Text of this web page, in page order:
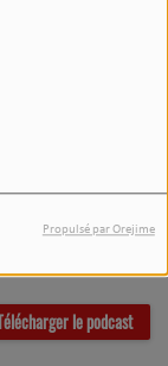
Propulsé par Orejime
le podcast